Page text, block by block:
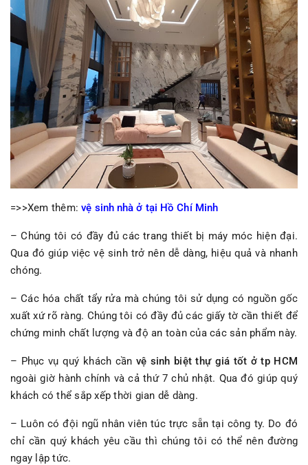
=>>Xem thêm:vệ sinh nhà ở tại Hồ Chí Minh
– Chúng tôi có đầy đủ các trang thiết bị máy móc hiện đại.
Qua đó giúp việc vệ sinh trở nên dễ dàng, hiệu quả và nhanh
chóng.
– Các hóa chất tẩy rửa mà chúng tôi sử dụng có nguồn gốc
xuất xứ rõ ràng. Chúng tôi có đầy đủ các giấy tờ cần thiết để
chứng minh chất lượng và độ an toàn của các sản phẩm này.
– Phục vụ quý khách cần vệ sinh biệt thự giá tốt ở tp HCM
ngoài giờ hành chính và cả thứ 7 chủ nhật. Qua đó giúp quý
khách có thể sắp xếp thời gian dễ dàng.
– Luôn có đội ngũ nhân viên túc trực sẵn tại công ty. Do đó
chỉ cần quý khách yêu cầu thì chúng tôi có thể nên đường
ngay lập tức.